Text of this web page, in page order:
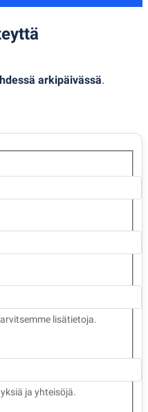
arkipäivässä.
lisätietoja.
ja yhteisöjä.